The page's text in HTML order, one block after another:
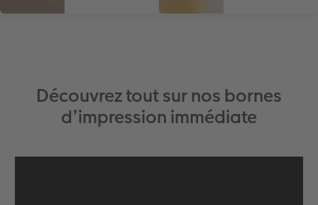
Découvrez tout sur nos bornes
d’impression immédiate